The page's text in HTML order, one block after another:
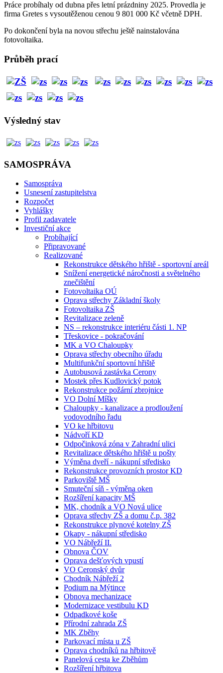
Práce probíhaly od dubna přes letní prázdniny 2025. Provedla je
firma Gretes s vysoutěženou cenou 9 801 000 Kč včetně DPH.
Po dokončení byla na novou střechu ještě nainstalována
fotovoltaika.
Průběh prací
Výsledný stav
SAMOSPRÁVA
Samospráva
Usnesení zastupitelstva
Rozpočet
Vyhlášky
Profil zadavatele
Investiční akce
Probíhající
Připravované
Realizované
Rekonstrukce dětského hřiště - sportovní areál
Snížení energetické náročnosti a světelného
znečištění
Fotovoltaika OÚ
Oprava střechy Základní školy
Fotovoltaika ZŠ
Revitalizace zeleně
NS – rekonstrukce interiéru části 1. NP
Třeskovice - pokračování
MK a VO Chaloupky
Oprava střechy obecního úřadu
Multifunkční sportovní hřiště
Autobusová zastávka Cerony
Mostek přes Kudlovický potok
Rekonstrukce požární zbrojnice
VO Dolní Míšky
Chaloupky - kanalizace a prodloužení
vodovodního řadu
VO ke hřbitovu
Nádvoří KD
Odpočinková zóna v Zahradní ulici
Revitalizace dětského hřiště u pošty
Výměna dveří - nákupní středisko
Rekonstrukce provozních prostor KD
Parkoviště MŠ
Smuteční síň - výměna oken
Rozšíření kapacity MŠ
MK, chodník a VO Nová ulice
Oprava střechy ZŠ a domu č.p. 382
Rekonstrukce plynové kotelny ZŠ
Okapy - nákupní středisko
VO Nábřeží II.
Obnova ČOV
Oprava dešťových vpustí
VO Ceronský dvůr
Chodník Nábřeží 2
Podium na Mýtince
Obnova mechanizace
Modernizace vestibulu KD
Odpadkové koše
Přírodní zahrada ZŠ
MK Zběhy
Parkovací místa u ZŠ
Oprava chodníků na hřbitově
Panelová cesta ke Zběhům
Rozšíření hřbitova